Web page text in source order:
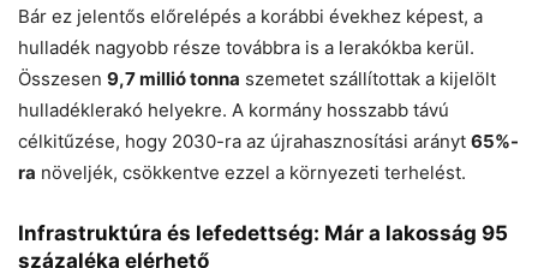
Bár ez jelentős előrelépés a korábbi évekhez képest, a
hulladék nagyobb része továbbra is a lerakókba kerül.
Összesen 9,7 millió tonna szemetet szállítottak a kijelölt
hulladéklerakó helyekre. A kormány hosszabb távú
célkitűzése, hogy 2030-ra az újrahasznosítási arányt 65%-
ra növeljék, csökkentve ezzel a környezeti terhelést.
Infrastruktúra és lefedettség: Már a lakosság 95
százaléka elérhető